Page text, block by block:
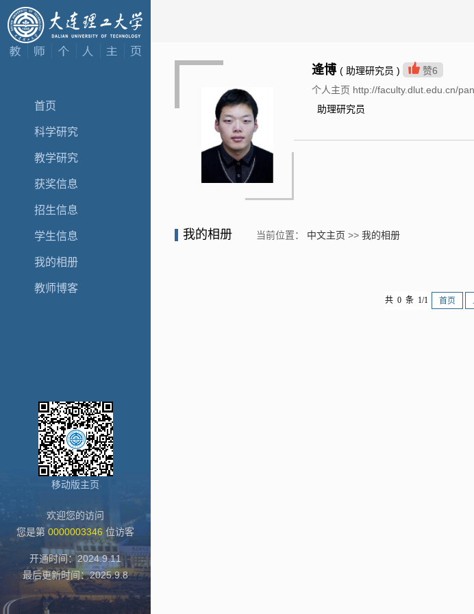
首页
科学研究
教学研究
获奖信息
招生信息
学生信息
我的相册
教师博客
移动版主页
欢迎您的访问
您是第 0000003346位访客
开通时间：2024.9.11
最后更新时间：2025.9.8
逄博 ( 助理研究员 ) 赞6
个人主页 http://faculty.dlut.edu.cn/
助理研究员
我的相册 当前位置： 中文主页 >> 我的相册
共 0 条 1/1 首页